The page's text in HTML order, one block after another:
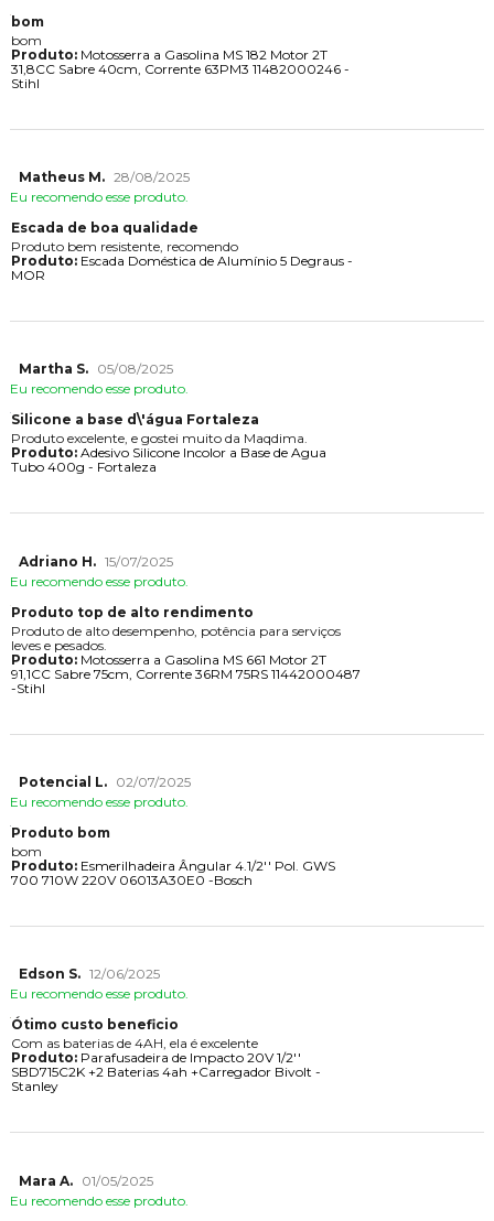
bom
bom
Produto:Motosserra a Gasolina MS 182 Motor 2T
31,8CC Sabre 40cm, Corrente 63PM3 11482000246 -
Stihl
Matheus M. 28/08/2025
Eu recomendo esse produto.
Escada de boa qualidade
Produto bem resistente, recomendo
Produto:Escada Doméstica de Alumínio 5 Degraus -
MOR
Martha S.
05/08/2025
Eu recomendo esse produto.
Silicone a base d\'água Fortaleza
Produto excelente, e gostei muito da Maqdima.
Produto:Adesivo Silicone Incolor a Base de Agua
Tubo 400g - Fortaleza
Adriano H. 15/07/2025
Eu recomendo esse produto.
Produto top de alto rendimento
Produto de alto desempenho, potência para serviços
leves e pesados.
Produto:Motosserra a Gasolina MS 661 Motor 2T
91,1CC Sabre 75cm, Corrente 36RM 75RS 11442000487
-Stihl
Potencial L.
02/07/2025
Eu recomendo esse produto.
Produto bom
bom
Produto:Esmerilhadeira Ângular 4.1/2'' Pol. GWS
700 710W 220V 06013A30E0 -Bosch
Edson S. 12/06/2025
Eu recomendo esse produto.
Ótimo custo beneficio
Com as baterias de 4AH, ela é excelente
Produto:Parafusadeira de Impacto 20V 1/2''
SBD715C2K +2 Baterias 4ah +Carregador Bivolt -
Stanley
Mara A.
01/05/2025
Eu recomendo esse produto.